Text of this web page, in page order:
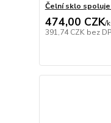
Čelní sklo
474,00 CZK/
391,74 CZK bez